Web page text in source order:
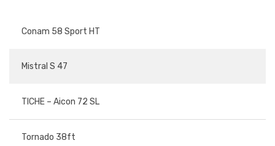
Conam 58 Sport HT
Mistral S 47
TICHE – Aicon 72 SL
Tornado 38ft